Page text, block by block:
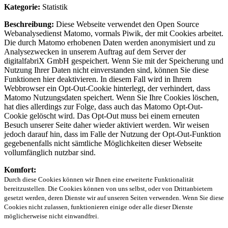
Kategorie: Statistik
Beschreibung: Diese Webseite verwendet den Open Source
Webanalysedienst Matomo, vormals Piwik, der mit Cookies arbeitet.
Die durch Matomo erhobenen Daten werden anonymisiert und zu
Analysezwecken in unserem Auftrag auf dem Server der
digitalfabriX GmbH gespeichert. Wenn Sie mit der Speicherung und
Nutzung Ihrer Daten nicht einverstanden sind, können Sie diese
Funktionen hier deaktivieren. In diesem Fall wird in Ihrem
Webbrowser ein Opt-Out-Cookie hinterlegt, der verhindert, dass
Matomo Nutzungsdaten speichert. Wenn Sie Ihre Cookies löschen,
hat dies allerdings zur Folge, dass auch das Matomo Opt-Out-
Cookie gelöscht wird. Das Opt-Out muss bei einem erneuten
Besuch unserer Seite daher wieder aktiviert werden. Wir weisen
jedoch darauf hin, dass im Falle der Nutzung der Opt-Out-Funktion
gegebenenfalls nicht sämtliche Möglichkeiten dieser Webseite
vollumfänglich nutzbar sind.
Komfort:
Durch diese Cookies können wir Ihnen eine erweiterte Funktionalität
bereitzustellen. Die Cookies können von uns selbst, oder von Drittanbietern
gesetzt werden, deren Dienste wir auf unseren Seiten verwenden. Wenn Sie diese
Cookies nicht zulassen, funktionieren einige oder alle dieser Dienste
möglicherweise nicht einwandfrei.